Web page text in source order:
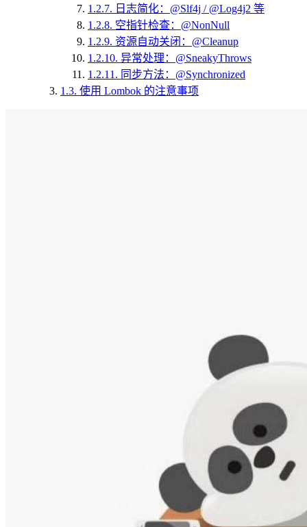
1.2.7. 日志简化：@Slf4j / @Log4j2 等
1.2.8. 空指针检查：@NonNull
1.2.9. 资源自动关闭：@Cleanup
1.2.10. 异常处理：@SneakyThrows
1.2.11. 同步方法：@Synchronized
1.3. 使用 Lombok 的注意事项